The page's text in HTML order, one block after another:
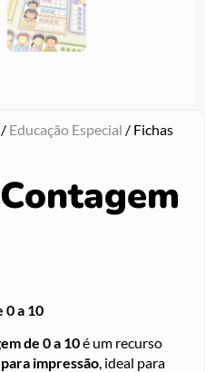
/ Educação Especial / Fichas
0 a 10
de 0 a 10é um recurso
impressão, ideal para